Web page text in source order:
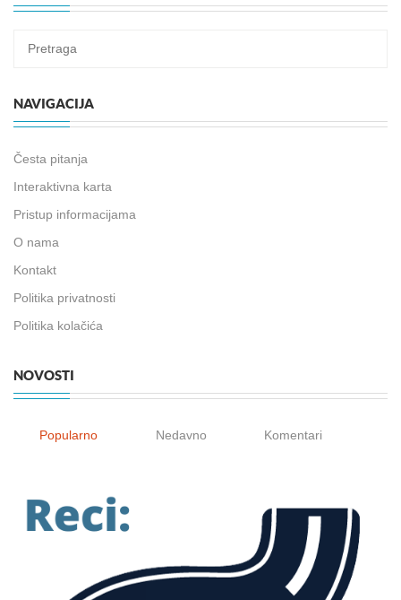
NAVIGACIJA
Česta pitanja
Interaktivna karta
Pristup informacijama
O nama
Kontakt
Politika privatnosti
Politika kolačića
NOVOSTI
Popularno Nedavno Komentari